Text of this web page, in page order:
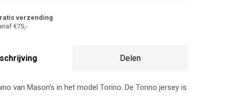
verzending
€75,-
Delen
van Mason's in het model Torino. De Torino jersey is